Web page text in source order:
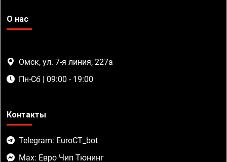
О нас
Омск, ул. 7-я линия, 227а
Пн-Сб | 09:00 - 19:00
Контакты
Telegram: EuroCT_bot
Max: Евро Чип Тюнинг